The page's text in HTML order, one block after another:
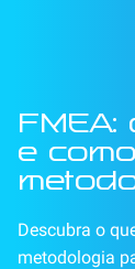
e
Descubra o
metodologia